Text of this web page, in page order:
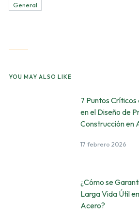
General
YOU MAY ALSO LIKE
7 Puntos Críticos
en el Diseño de
Construcción en
17 febrero 2026
¿Cómo se
Larga Vida Útil
Acero?